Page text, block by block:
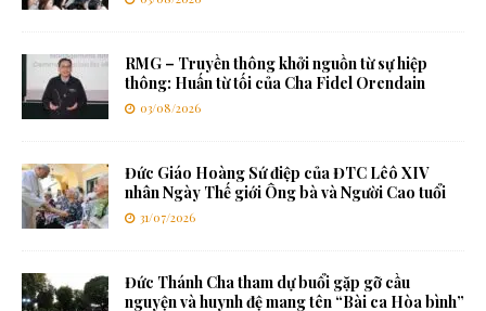
RMG – Truyền thông khởi nguồn từ sự hiệp
thông: Huấn từ tối của Cha Fidel Orendain
03/08/2026
Đức Giáo Hoàng Sứ điệp của ĐTC Lêô XIV
nhân Ngày Thế giới Ông bà và Người Cao tuổi
31/07/2026
Đức Thánh Cha tham dự buổi gặp gỡ cầu
nguyện và huynh đệ mang tên “Bài ca Hòa bình”